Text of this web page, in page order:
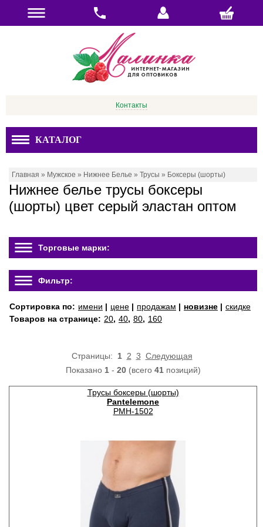
Контакты
КАТАЛОГ
Главная » Мужское » Нижнее Белье » Трусы » Боксеры (шорты)
Нижнее белье трусы боксеры
(шорты) цвет серый эластан оптом
Торговые марки:
Фильтр:
Сортировка по: имени | цене | продажам | новизне | скидке
Товаров на странице: 20, 40, 80, 160
Страницы: 1 2 3 Следующая
Показано 1- 20(всего 41позиций)
Трусы боксеры (шорты)
Pantelemone
PMH-1502